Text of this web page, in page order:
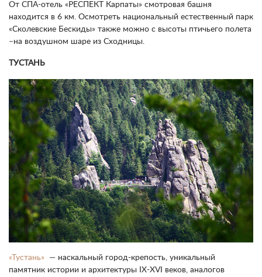
От СПА-отель «РЕСПЕКТ Карпаты» смотровая башня
находится в 6 км. Осмотреть национальный естественный парк
«Сколевские Бескиды» также можно с высоты птичьего полета
–на воздушном шаре из Сходницы.
ТУСТАНЬ
«Тустань»
— наскальный город-крепость, уникальный
памятник истории и архитектуры IX-XVI веков, аналогов